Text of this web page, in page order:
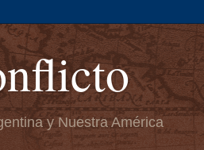
y Nuestra América